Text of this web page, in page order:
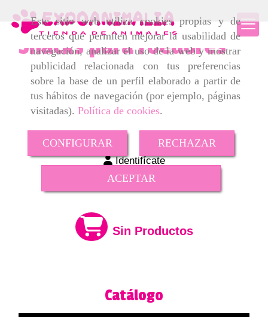
Este sitio web utiliza cookies propias y de
terceros que permiten mejorar la usabilidad de
navegación, analizar el uso de la web y mostrar
publicidad relacionada con tus preferencias
sobre la base de un perfil elaborado a partir de
tus hábitos de navegación (por ejemplo, páginas
visitadas). Política de cookies.
CONFIGURAR RECHAZAR
ACEPTAR
Snacks para roedores
Identifícate
Sin Productos
Catálogo